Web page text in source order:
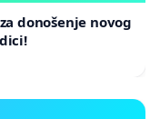
donošenje novog